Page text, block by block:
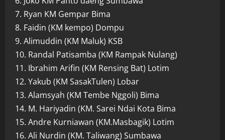
7. Ryan KM Gempar Bima
8. Faidin (KM kempo) Dompu
9. Alimuddin (KM Maluk) KSB
10. Randal Patisamba (KM Rampak Nulang)
11. Ibrahim Arifin (KM Rensing Bat) Lotim
12. Yakub (KM SasakTulen) Lobar
13. Alamsyah (KM Tembe Nggoli) Bima
14. M. Hariyadin (KM. Sarei Ndai Kota Bima
15. Andre Kurniawan (KM.Masbagik) Lotim
16. Ali Nurdin (KM. Taliwang) Sumbawa